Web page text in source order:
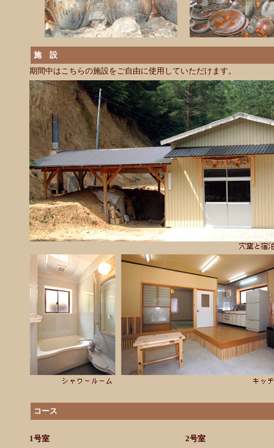
施 設
期間中はこちらの施設をご自由に使用していただけます。
コース
1号室
2号室